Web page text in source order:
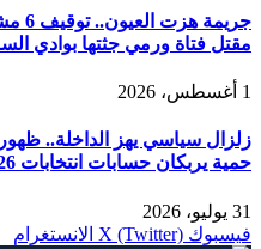
مقتل فتاة ورمي جثتها بوادي
1 أغسطس، 2026
زلزال سياسي يهز الداخلة..
حمية يربكان حسابات انتخابات 2026
31 يوليو، 2026
فيسبوك X (Twitter) الانستغرام